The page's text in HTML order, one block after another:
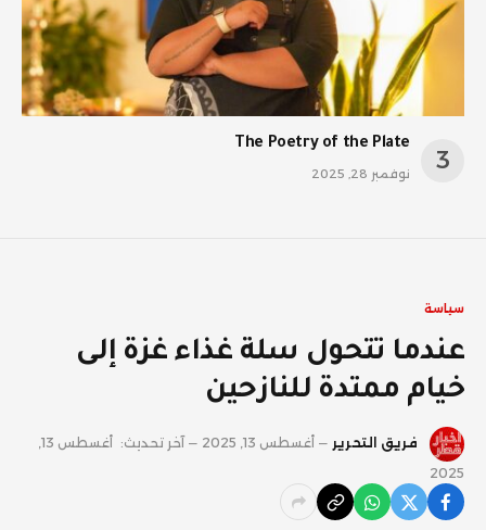
The Poetry of the Plate
نوفمبر 28, 2025
سياسة
عندما تتحول سلة غذاء غزة إلى
خيام ممتدة للنازحين
فريق التحرير أغسطس 13, 2025 آخر تحديث:
أغسطس 13,
2025